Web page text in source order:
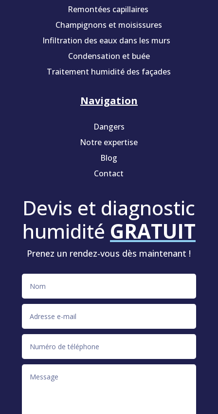
Remontées capillaires
Champignons et moisissures
Infiltration des eaux dans les murs
Condensation et buée
Traitement humidité des façades
Navigation
Dangers
Notre expertise
Blog
Contact
Devis et diagnostic
humidité GRATUIT
Prenez un rendez-vous dès maintenant !